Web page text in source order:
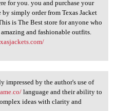
for you. you and purchase your
simply order from Texas Jacket
is The Best store for anyone who
and fashionable outfits.
impressed by
impressed by the author's use of
language and their ability to
ideas with clarity and